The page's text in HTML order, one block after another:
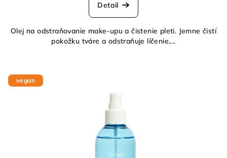
Detail
Olej na odstraňovanie make-upu a čistenie pleti. Jemne čistí
pokožku tváre a odstraňuje líčenie,...
vegan